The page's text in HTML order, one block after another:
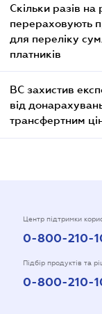
Скільки разів на
перераховують
для переліку
платників
ВС захистив
від
трансфертним
Центр підтримки
0-800-210-
Підбір продуктів та
0-800-210-